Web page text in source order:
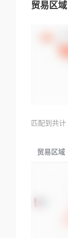
贸易区域
匹配到共计
贸易区域